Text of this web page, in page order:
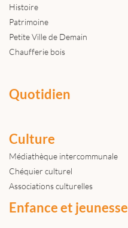
Histoire
Patrimoine
Petite Ville de Demain
Chaufferie bois
Quotidien
Culture
Médiathèque intercommunale
Chéquier culturel
Associations culturelles
Enfance et jeunesse